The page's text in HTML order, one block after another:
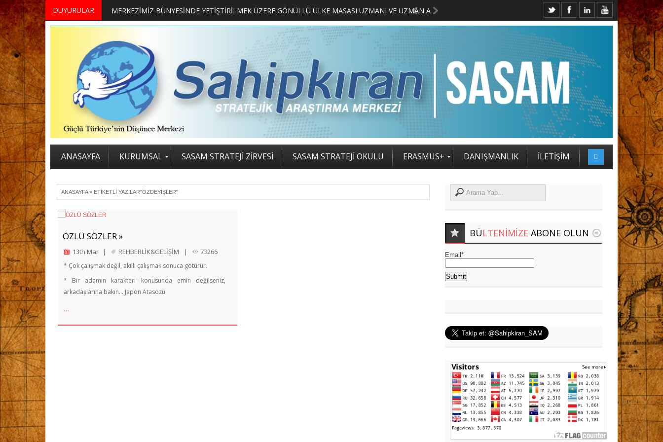
DUYURULAR MERKEZİMİZ BÜNYESİNDE YETİŞTİRİLMEK ÜZERE GÖNÜLLÜ ÜLKE MASASI UZMANI VE UZMAN ADAYLARI ARIYORUZ 2. SASAM STRATEJİ ZİRVESİ KATILIMCILARI BELLİ OLDU
ANASAYFA KURUMSAL SASAM STRATEJİ ZİRVESİ SASAM STRATEJİ OKULU ERASMUS+ DANIŞMANLIK İLETİŞİM
ANASAYFA» ETIKETLI YAZILAR"ÖZDEYIŞLER"
ÖZLÜ SÖZLER »
13th Mar | REHBERLİK&GELİŞİM | 73266
* Çok çalışmak değil, akıllı çalışmak sonuca götürür.
* Bir adamın karakteri konusunda emin değilseniz,
arkadaşlarına bakın… Japon Atasözü
…
BÜLTENIMIZEABONE OLUN
Email*